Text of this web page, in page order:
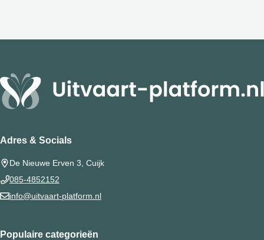
Adres & Socials
De Nieuwe Erven 3, Cuijk
085-4852152
info@uitvaart-platform.nl
Populaire categorieën